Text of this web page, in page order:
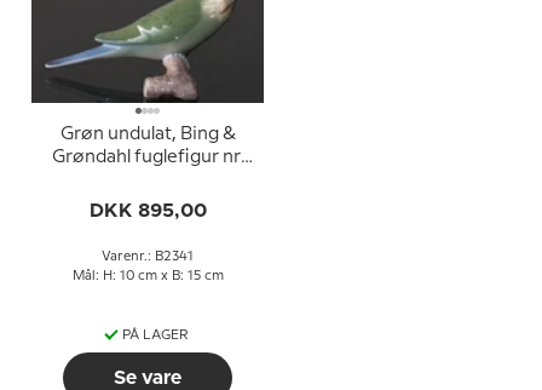
Grøn undulat, Bing &
Grøndahl fuglefigur nr.
DKK 895,00
Varenr.: B2341
Mål: H: 10 cm x B: 15 cm
PÅ LAGER
Se vare